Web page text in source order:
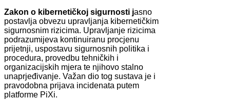
Zakon o kibernetičkoj sigurnosti jasno
postavlja obvezu upravljanja kibernetičkim
sigurnosnim rizicima. Upravljanje rizicima
podrazumijeva kontinuiranu procjenu
prijetnji, uspostavu sigurnosnih politika i
procedura, provedbu tehničkih i
organizacijskih mjera te njihovo stalno
unaprjeđivanje. Važan dio tog sustava je i
pravodobna prijava incidenata putem
platforme PiXi.